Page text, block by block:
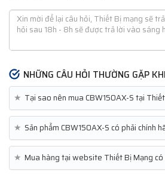
NHỮNG CÂU HỎI THƯỜNG GẶP
★ Tại sao nên mua CBW150AX-S tại
★ Sản phẩm CBW150AX-S có phải chính
★ Mua hàng tại website Thiết Bị Mạng